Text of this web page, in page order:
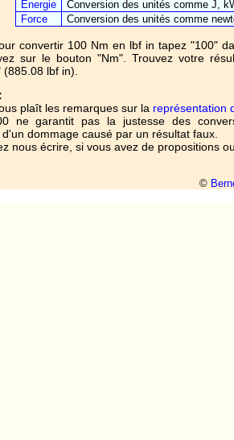
Énergie
Conversion des unités comme J,
Force
Conversion des unités comme
convertir 100 Nm en lbf in tapez "100"
sur le bouton "Nm". Trouvez votre
lbf in).
plaît les remarques sur la représentation
ne garantit pas la justesse des
dommage causé par un résultat faux.
nous écrire, si vous avez de propositions
©